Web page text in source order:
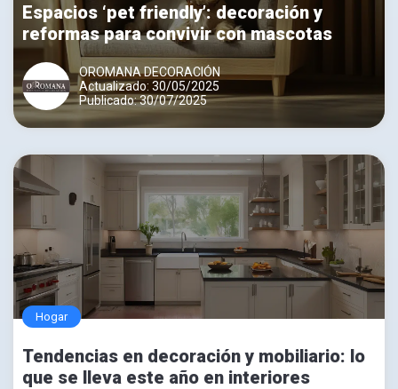
Espacios ‘pet friendly’: decoración y
reformas para convivir con mascotas
OROMANA DECORACIÓN
Actualizado: 30/05/2025
Publicado: 30/07/2025
Hogar
Tendencias en decoración y mobiliario: lo
que se lleva este año en interiores